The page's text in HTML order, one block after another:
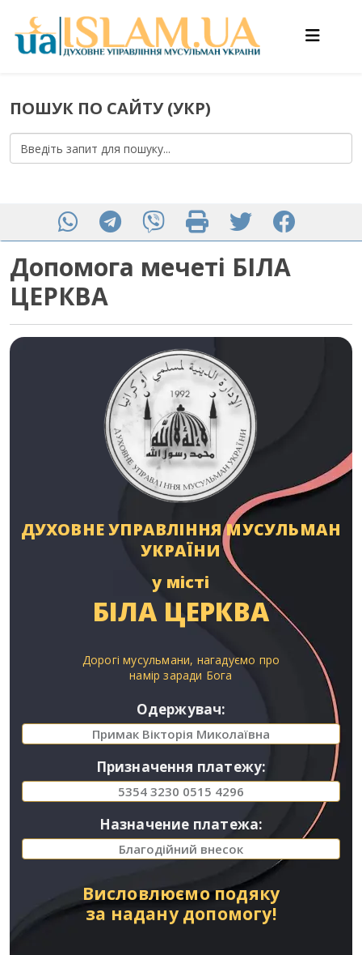
ПОШУК ПО САЙТУ (УКР)
Допомога мечеті БІЛА
ЦЕРКВА
ДУХОВНЕ УПРАВЛІННЯ МУСУЛЬМАН
УКРАЇНИ
у місті
БІЛА ЦЕРКВА
Дорогі мусульмани, нагадуємо про
намір заради Бога
Одержувач:
Примак Вікторія Миколаївна
Призначення платежу:
5354 3230 0515 4296
Назначение платежа:
Благодійний внесок
Висловлюємо подяку
за надану допомогу!